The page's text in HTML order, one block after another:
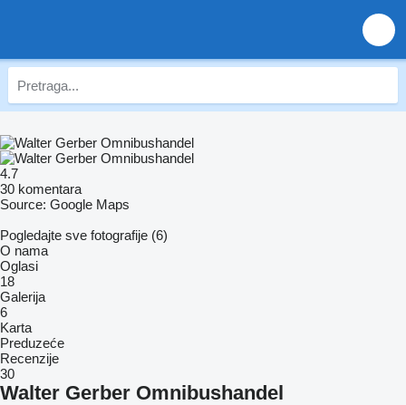
4.7
30 komentara
Source: Google Maps
Pogledajte sve fotografije (6)
O nama
Oglasi
18
Galerija
6
Karta
Preduzeće
Recenzije
30
Walter Gerber Omnibushandel